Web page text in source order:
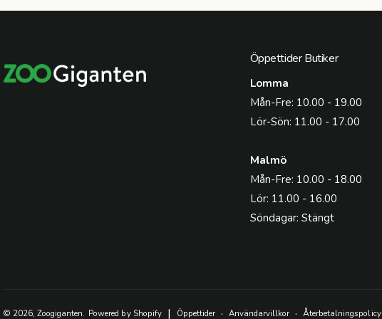
Öppettider Butiker
Lomma
Mån-Fre: 10.00 - 19.00
Lör-Sön: 11.00 - 17.00
Malmö
Mån-Fre: 10.00 - 18.00
Lör: 11.00 - 16.00
Söndagar: Stängt
© 2026,Zoogiganten. Powered by Shopify| Öppettider Användarvillkor Återbetalningspolicy